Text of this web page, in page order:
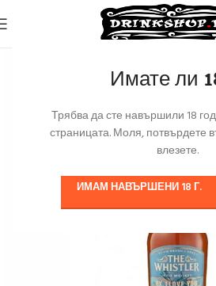
Имате ли
Трябва да сте навършили 18
страницата. Моля, потвърдете
влезете.
ИМАМ НАВЪРШЕНИ 18 Г.